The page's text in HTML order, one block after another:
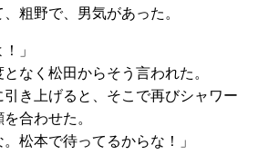
粗野で、男気があった。
」
なく松田からそう言われた。
き上げると、そこで再びシャワー
合わせた。
松本で待ってるからな！」